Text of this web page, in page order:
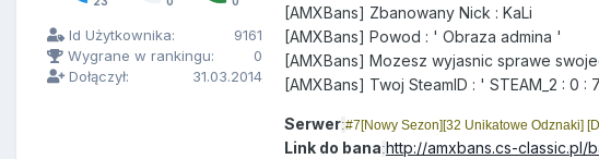
Id Użytkownika:
9161
Wygrane w rankingu:
0
Dołączył:
31.03.2014
[AMXBans] Zbanowany Nick : KaLi
[AMXBans] Powod : ' Obraza admina '
[AMXBans] Mozesz wyjasnic sprawe
[AMXBans] Twoj SteamID : ' STEAM_2 : 0 :
Serwer:#7[Nowy Sezon][32 Unikatowe Odznaki]
Link do bana:http://amxbans.cs-classic.pl/